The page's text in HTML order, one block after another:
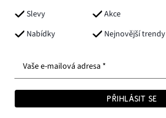
Slevy
Akce
Nabídky
Nejnovější trendy
Vaše e-mailová adresa *
PŘIHLÁSIT SE